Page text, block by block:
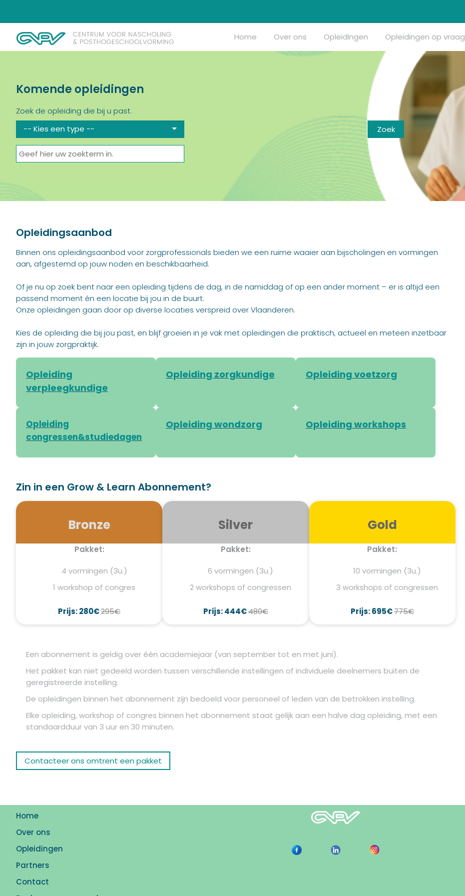
Home Over ons Opleidingen Opleidingen op vraag
Komende opleidingen
Zoek de opleiding die bij u past.
-- Kies een type --
Opleidingsaanbod
Binnen ons opleidingsaanbod voor zorgprofessionals bieden we een ruime waaier aan bijscholingen en vormingen
aan, afgestemd op jouw noden en beschikbaarheid.
Of je nu op zoek bent naar een opleiding tijdens de dag, in de namiddag of op een ander moment – er is altijd een
passend moment én een locatie bij jou in de buurt.
Onze opleidingen gaan door op diverse locaties verspreid over Vlaanderen.
Kies de opleiding die bij jou past, en blijf groeien in je vak met opleidingen die praktisch, actueel en meteen inzetbaar
zijn in jouw zorgpraktijk.
Opleiding
verpleegkundige
Opleiding zorgkundige Opleiding voetzorg
Opleiding
congressen&studiedagen
Opleiding wondzorg Opleiding workshops
Zin in een Grow & Learn Abonnement?
Bronze
Pakket:
4 vormingen (3u.)
1 workshop of congres
Prijs: 280€295€
Silver
Pakket:
6 vormingen (3u.)
2 workshops of congressen
Prijs: 444€480€
Gold
Pakket:
10 vormingen (3u.)
3 workshops of congressen
Prijs: 695€775€
Een abonnement is geldig over één academiejaar (van september tot en met juni).
Het pakket kan niet gedeeld worden tussen verschillende instellingen of individuele deelnemers buiten de
geregistreerde instelling.
De opleidingen binnen het abonnement zijn bedoeld voor personeel of leden van de betrokken instelling.
Elke opleiding, workshop of congres binnen het abonnement staat gelijk aan een halve dag opleiding, met een
standaardduur van 3 uur en 30 minuten.
Contacteer ons omtrent een pakket
Home
Over ons
Opleidingen
Partners
Contact